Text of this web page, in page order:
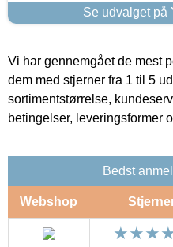
Se udvalget på
Vi har gennemgået de mest
dem med stjerner fra 1 til 5
sortimentstørrelse,
betingelser, leveringsformer
Bedst
Webshop